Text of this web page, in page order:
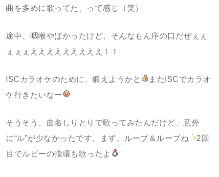
曲を多めに歌ってた、って感じ（笑）
途中、咽喉やばかったけど、そんなもん序の口だぜぇぇ
ぇぇぇえええええええええ！！
ISCカラオケのために、鍛えようかと
またISCでカラオ
ケ行きたいなー
そうそう、曲名しりとりで歌ってみたんだけど、意外
に“ル”が少なかったです。まず、ループ＆ループね
2回
目でルビーの指環も歌ったよ